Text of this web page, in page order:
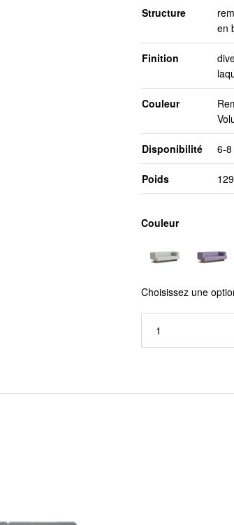
Structure
en
Finition
Couleur
Disponibilité 6-
Poids
Couleur
Choisissez une